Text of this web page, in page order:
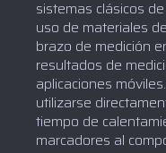
sistemas clásicos
uso de materiales
brazo de medición
resultados de
aplicaciones
utilizarse
tiempo de
marcadores al